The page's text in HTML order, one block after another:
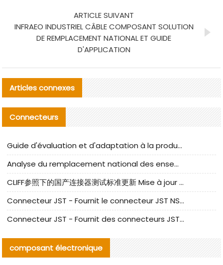
ARTICLE SUIVANT
INFRAEO INDUSTRIEL CÂBLE COMPOSANT SOLUTION
DE REMPLACEMENT NATIONAL ET GUIDE
D'APPLICATION
Articles connexes
Connecteurs
Guide d'évaluation et d'adaptation à la production des composants de câbles nationaux CNC Tech
Analyse du remplacement national des ensembles de câbles à fréquence élevée I-PEX
CLIFF参照下的国产连接器测试标准更新 Mise à jour des normes de test des connecteurs nationaux sous la référence CLIFF
Connecteur JST - Fournit le connecteur JST NSHR-02V-S original | Équivalent
Connecteur JST - Fournit des connecteurs JST GHR-09V-S authentiques et des produits de remplacement|
composant électronique